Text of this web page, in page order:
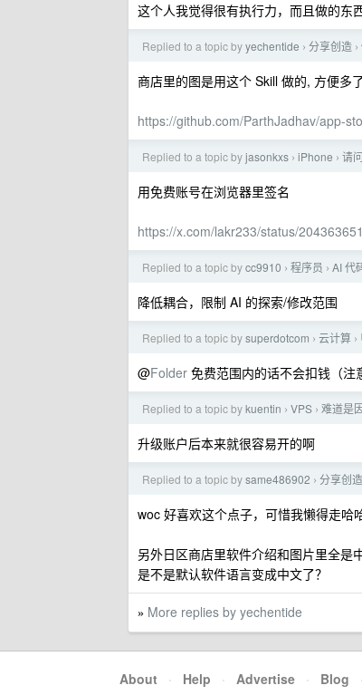
这个人我觉得很有执行力，而且做的东
Replied to a topic byyechentide › 分享创造 ›
商店里的图是用这个 Skill 做的, 方便多
https://github.com/ParthJadhav/app-
Replied to a topic byjasonkxs › iPhone › 请
用免费账号在浏览器里签名
https://x.com/lakr233/status/
Replied to a topic bycc9910 › 程序员 › AI 代
降低耦合，限制 AI 的探索/修改范围
Replied to a topic bysuperdotcom › 云计算 ›
@Folder 免费范围内的话不会扣钱（注
Replied to a topic bykuentin › VPS › 难道是
升级账户后本来就很容易开的啊
Replied to a topic bysame486902 › 分享创造
woc 好喜欢这个点子，可惜我懒得走哈
另外日区商店里软件介绍和图片里全是
是不是默认软件语言变成中文了？
» More replies by yechentide
About · Help · Advertise · Blog ·